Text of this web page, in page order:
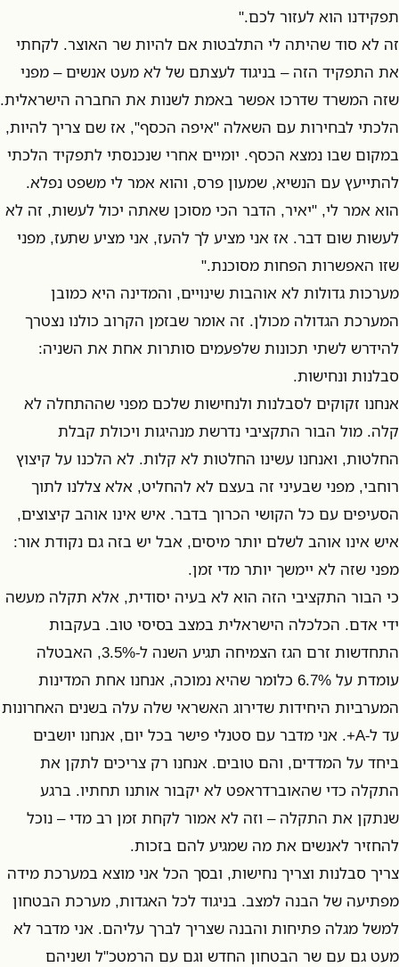
תפקידנו הוא לעזור לכם."
זה לא סוד שהיתה לי התלבטות אם להיות שר האוצר. לקחתי
את התפקיד הזה – בניגוד לעצתם של לא מעט אנשים – מפני
שזה המשרד שדרכו אפשר באמת לשנות את החברה הישראלית.
הלכתי לבחירות עם השאלה "איפה הכסף", אז שם צריך להיות,
במקום שבו נמצא הכסף. יומיים אחרי שנכנסתי לתפקיד הלכתי
להתייעץ עם הנשיא, שמעון פרס, והוא אמר לי משפט נפלא.
הוא אמר לי, "יאיר, הדבר הכי מסוכן שאתה יכול לעשות, זה לא
לעשות שום דבר. אז אני מציע לך להעז, אני מציע שתעז, מפני
שזו האפשרות הפחות מסוכנת."
מערכות גדולות לא אוהבות שינויים, והמדינה היא כמובן
המערכת הגדולה מכולן. זה אומר שבזמן הקרוב כולנו נצטרך
להידרש לשתי תכונות שלפעמים סותרות אחת את השניה:
סבלנות ונחישות.
אנחנו זקוקים לסבלנות ולנחישות שלכם מפני שההתחלה לא
קלה. מול הבור התקציבי נדרשת מנהיגות ויכולת קבלת
החלטות, ואנחנו עשינו החלטות לא קלות. לא הלכנו על קיצוץ
רוחבי, מפני שבעיני זה בעצם לא להחליט, אלא צללנו לתוך
הסעיפים עם כל הקושי הכרוך בדבר. איש אינו אוהב קיצוצים,
איש אינו אוהב לשלם יותר מיסים, אבל יש בזה גם נקודת אור:
מפני שזה לא יימשך יותר מדי זמן.
כי הבור התקציבי הזה הוא לא בעיה יסודית, אלא תקלה מעשה
ידי אדם. הכלכלה הישראלית במצב בסיסי טוב. בעקבות
התחדשות זרם הגז הצמיחה תגיע השנה ל-3.5%, האבטלה
עומדת על 6.7% כלומר שהיא נמוכה, אנחנו אחת המדינות
המערביות היחידות שדירוג האשראי שלה עלה בשנים האחרונות
עד ל-A+. אני מדבר עם סטנלי פישר בכל יום, אנחנו יושבים
ביחד על המדדים, והם טובים. אנחנו רק צריכים לתקן את
התקלה כדי שהאוברדראפט לא יקבור אותנו תחתיו. ברגע
שנתקן את התקלה – וזה לא אמור לקחת זמן רב מדי – נוכל
להחזיר לאנשים את מה שמגיע להם בזכות.
צריך סבלנות וצריך נחישות, ובסך הכל אני מוצא במערכת מידה
מפתיעה של הבנה למצב. בניגוד לכל האגדות, מערכת הבטחון
למשל מגלה פתיחות והבנה שצריך לברך עליהם. אני מדבר לא
מעט גם עם שר הבטחון החדש וגם עם הרמטכ"ל ושניהם